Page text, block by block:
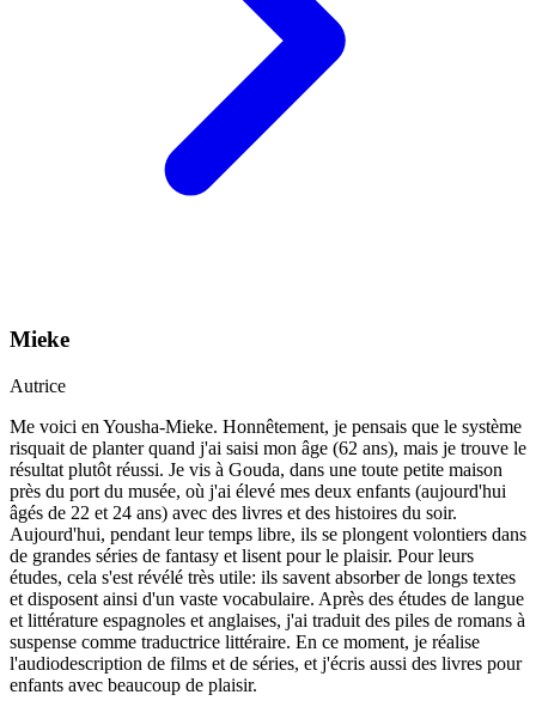
Mieke
Autrice
Me voici en Yousha-Mieke. Honnêtement, je pensais que le système
risquait de planter quand j'ai saisi mon âge (62 ans), mais je trouve le
résultat plutôt réussi. Je vis à Gouda, dans une toute petite maison
près du port du musée, où j'ai élevé mes deux enfants (aujourd'hui
âgés de 22 et 24 ans) avec des livres et des histoires du soir.
Aujourd'hui, pendant leur temps libre, ils se plongent volontiers dans
de grandes séries de fantasy et lisent pour le plaisir. Pour leurs
études, cela s'est révélé très utile: ils savent absorber de longs textes
et disposent ainsi d'un vaste vocabulaire. Après des études de langue
et littérature espagnoles et anglaises, j'ai traduit des piles de romans à
suspense comme traductrice littéraire. En ce moment, je réalise
l'audiodescription de films et de séries, et j'écris aussi des livres pour
enfants avec beaucoup de plaisir.